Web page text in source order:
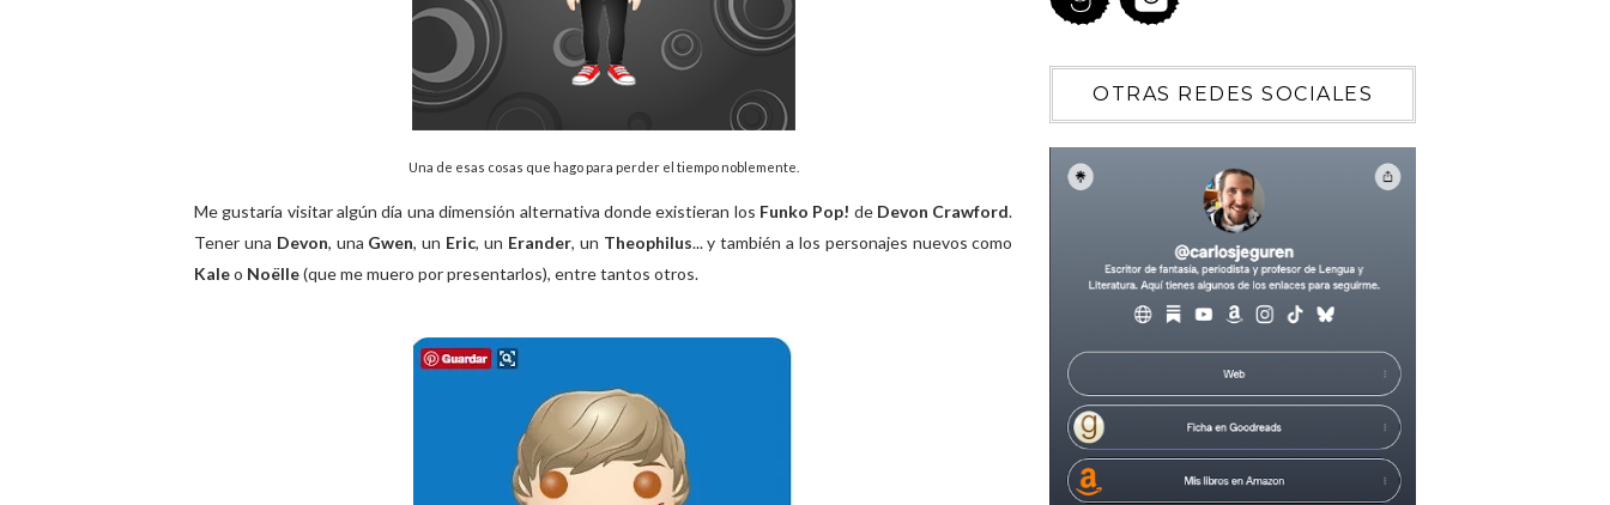
Una de esas cosas que hago para perder el tiempo noblemente.
Me gustaría visitar algún día una dimensión alternativa donde existieran los Funko Pop! de Devon Crawford.
Tener una Devon, una Gwen, un Eric, un Erander, un Theophilus... y también a los personajes nuevos como
Kaleo Noëlle(que me muero por presentarlos), entre tantos otros.
OTRAS REDES SOCIALES